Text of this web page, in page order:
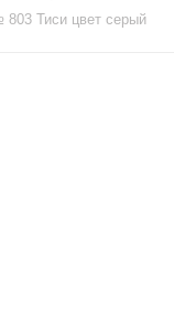
Тиси цвет серый